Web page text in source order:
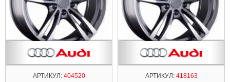
АРТИКУЛ:404520 АРТИКУЛ:418163